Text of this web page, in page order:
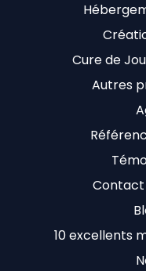
Cure de
Autres
Contact
10 excellents